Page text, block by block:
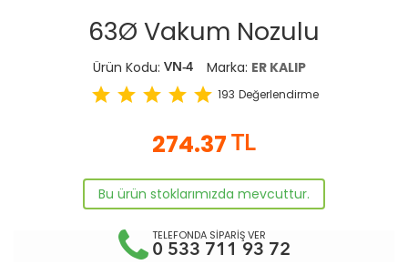
63Ø Vakum Nozulu
Ürün Kodu: VN-4 Marka: ER KALIP
star star star star star 193 Değerlendirme
274.37 TL
Bu ürün stoklarımızda mevcuttur.
TELEFONDA SİPARİŞ VER
0 533 711 93 72